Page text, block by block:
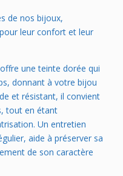
de nos bijoux,
leur confort et leur
une teinte dorée qui
donnant à votre bijou
et résistant, il convient
tout en étant
Un entretien
aide à préserver sa
de son caractère